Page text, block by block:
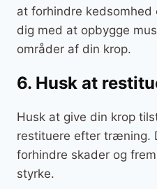
at forhindre
dig med at opbygge
områder af din krop.
6. Husk at
Husk at give din krop
restituere efter træning.
forhindre skader og
styrke.